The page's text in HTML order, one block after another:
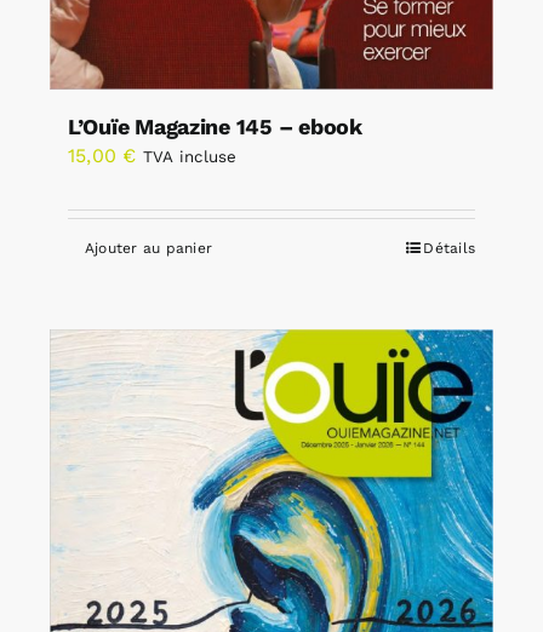
L’Ouïe Magazine 145 – ebook
15,00 € TVA incluse
Ajouter au panier Détails